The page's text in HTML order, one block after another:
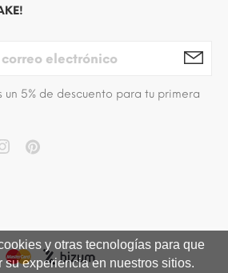
5% de descuento para tu primera
y otras tecnologías para que
su experiencia en nuestros sitios.